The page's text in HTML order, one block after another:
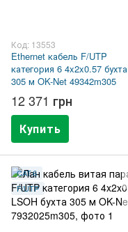
Код: 13553
Ethernet кабель F/UTP
категория 6 4x2x0.57 бухта
305 м OK-Net 49342m305
12 371 грн
Купить
CAT.6
F/UTP